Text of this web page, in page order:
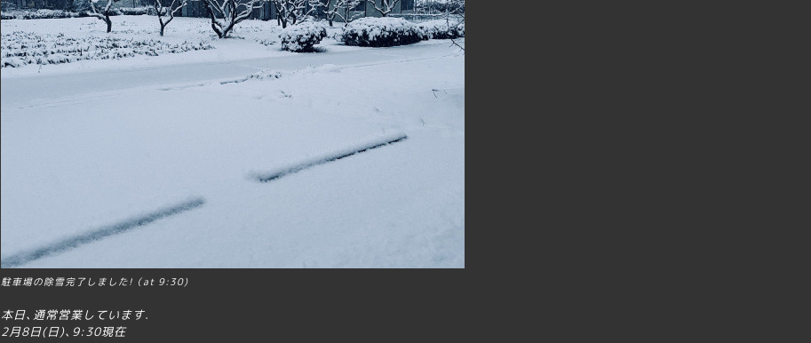
駐車場の除雪完了しました!（at 9:30)
本日､通常営業しています.
2月8日(日)､9:30現在